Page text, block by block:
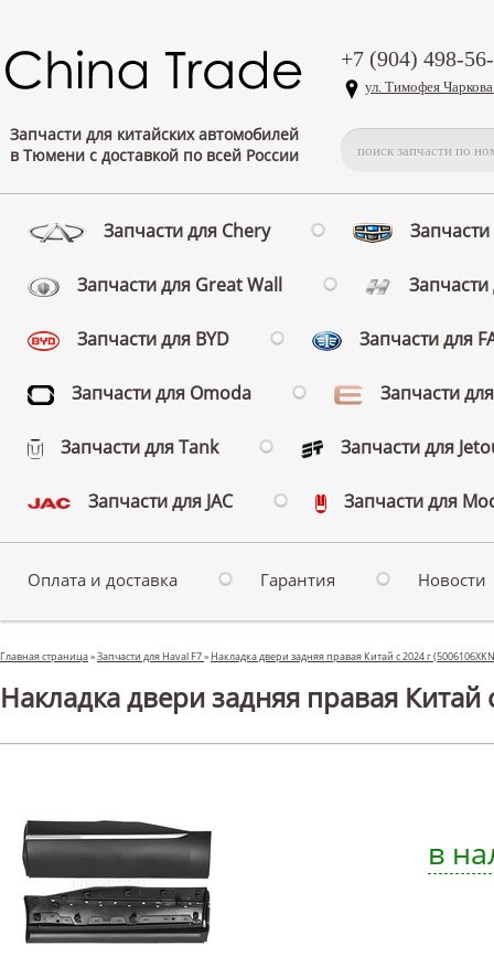
Запчасти для китайских автомобилей
в Тюмени с доставкой по всей России
+7 (904) 498-
ул. Тимофея
Запчасти для Chery
Запчасти для Great Wall
Запчасти для BYD Запчасти для
Запчасти для Omoda Запчасти
Запчасти для Tank Запчасти для
Запчасти для JAC Запчасти для
Оплата и доставка Гарантия Новости
Главная страница»Запчасти для Haval F7» Накладка двери задняя правая Китай с 2024 г
Накладка двери задняя правая Китай
в